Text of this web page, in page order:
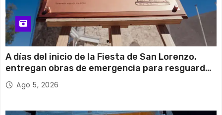
A días del inicio de la Fiesta de San Lorenzo,
entregan obras de emergencia para resguardar
su histórico campanario
Ago 5, 2026